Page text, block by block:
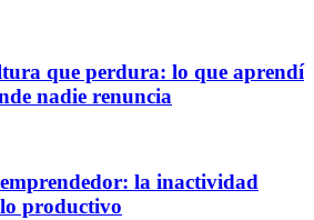
que perdura: lo que aprendí
nadie renuncia
la inactividad
productivo